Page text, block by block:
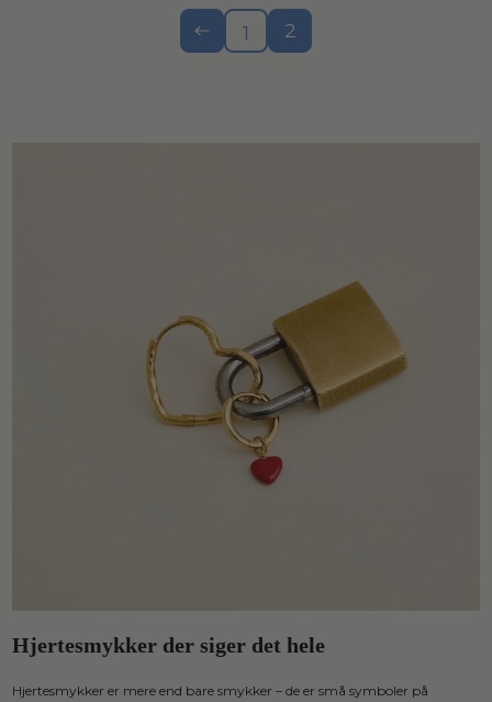
1 2
Hjertesmykker der siger det hele
Hjertesmykker er mere end bare smykker – de er små symboler på